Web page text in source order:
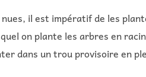
il est impératif de les
on plante les arbres en
dans un trou provisoire en